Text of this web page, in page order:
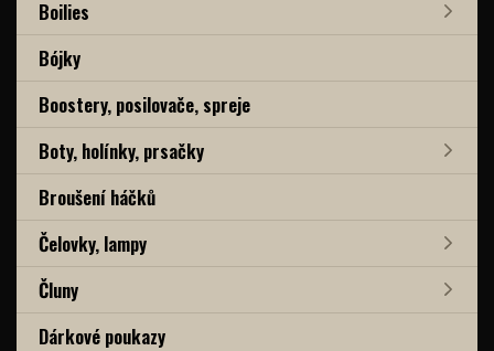
Boilies
Bójky
Boostery, posilovače, spreje
Boty, holínky, prsačky
Broušení háčků
Čelovky, lampy
Čluny
Dárkové poukazy